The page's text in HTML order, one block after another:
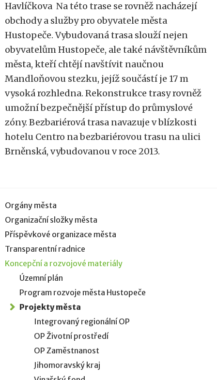
Havlíčkova Na této trase se rovněž nacházejí
obchody a služby pro obyvatele města
Hustopeče. Vybudovaná trasa slouží nejen
obyvatelům Hustopeče, ale také návštěvníkům
města, kteří chtějí navštívit naučnou
Mandloňovou stezku, jejíž součástí je 17 m
vysoká rozhledna. Rekonstrukce trasy rovněž
umožní bezpečnější přístup do průmyslové
zóny. Bezbariérová trasa navazuje v blízkosti
hotelu Centro na bezbariérovou trasu na ulici
Brněnská, vybudovanou v roce 2013.
Orgány města
Organizační složky města
Příspěvkové organizace města
Transparentní radnice
Koncepční a rozvojové materiály
Územní plán
Program rozvoje města Hustopeče
Projekty města
Integrovaný regionální OP
OP Životní prostředí
OP Zaměstnanost
Jihomoravský kraj